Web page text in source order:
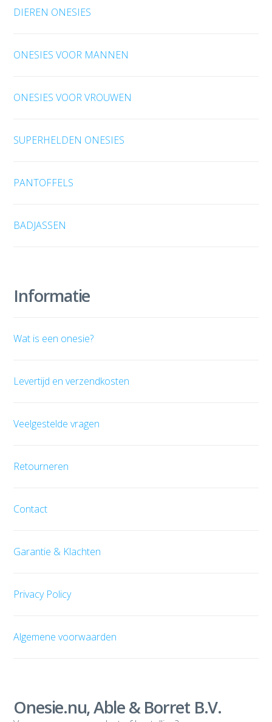
DIEREN ONESIES
ONESIES VOOR MANNEN
ONESIES VOOR VROUWEN
SUPERHELDEN ONESIES
PANTOFFELS
BADJASSEN
Informatie
Wat is een onesie?
Levertijd en verzendkosten
Veelgestelde vragen
Retourneren
Contact
Garantie & Klachten
Privacy Policy
Algemene voorwaarden
Onesie.nu, Able & Borret B.V.